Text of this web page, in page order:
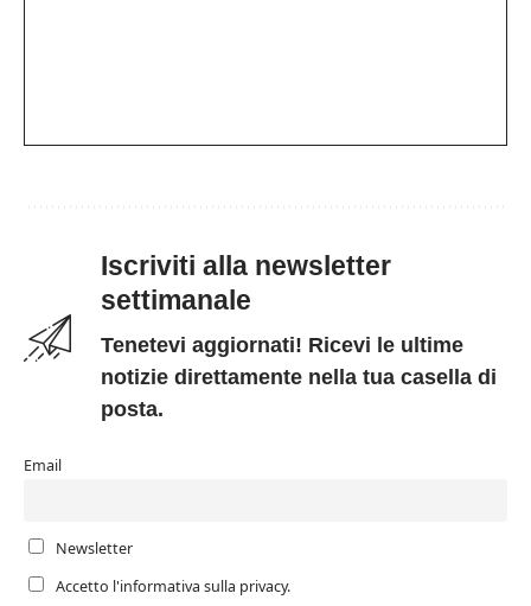
Iscriviti alla newsletter
settimanale
Tenetevi aggiornati! Ricevi le ultime
notizie direttamente nella tua casella di
posta.
Email
Newsletter
Accetto l'informativa sulla privacy.